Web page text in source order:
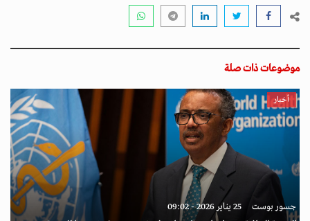
موضوعات ذات صلة
أخبار
جسور بوست 25 يناير 2026 - 09:02